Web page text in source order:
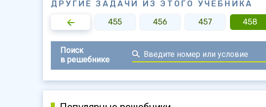
ДРУГИЕ ЗАДАЧИ ИЗ ЭТОГО УЧЕБНИКА
454 455 456 457 458
Поиск
в решебнике